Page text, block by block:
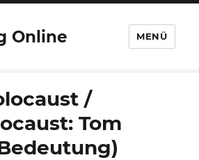
Online MENÜ
/
Tom